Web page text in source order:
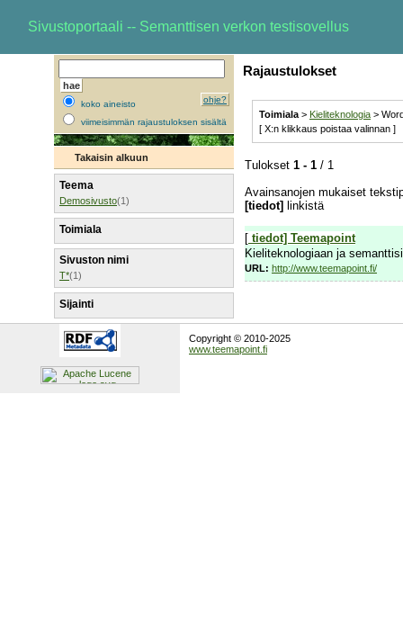
Sivustoportaali -- Semanttisen verkon testisovellus
koko aineisto ohje?
viimeisimmän rajaustuloksen sisältä
Takaisin alkuun
Teema
Demosivusto(1)
Toimiala
Sivuston nimi
T*(1)
Sijainti
Rajaustulokset
Toimiala > Kieliteknologia >
[ X:n klikkaus poistaa valinnan ]
Tulokset 1 - 1 / 1
Avainsanojen mukaiset
[tiedot] linkistä
[ tiedot] Teemapoint
Kieliteknologiaan ja
URL: http://www.teemapoint.fi/
Copyright © 2010-2025
www.teemapoint.fi